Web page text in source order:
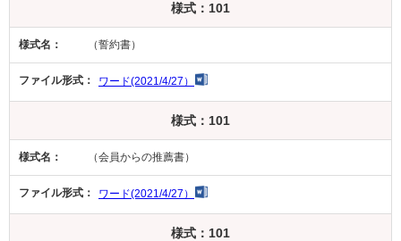
様式：101
（誓約書）
ワード(2021/4/27）
様式：101
（会員からの推薦書）
ワード(2021/4/27）
様式：101